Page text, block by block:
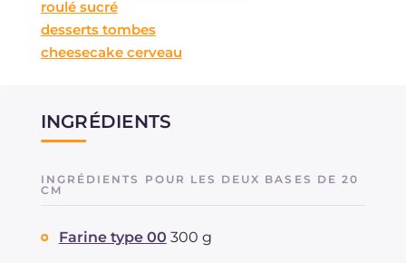
roulé sucré
desserts tombes
cheesecake cerveau
INGRÉDIENTS
INGRÉDIENTS POUR LES DEUX BASES DE 20
CM
Farine type 00 300 g